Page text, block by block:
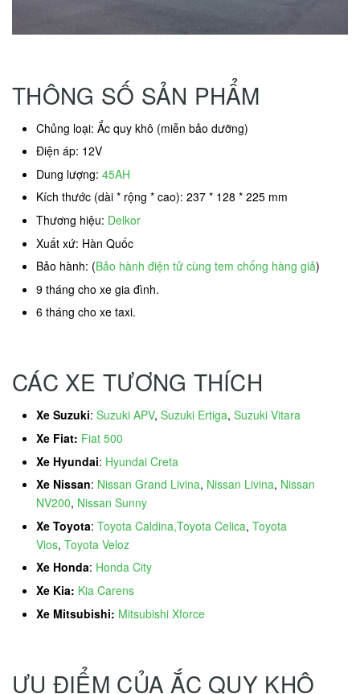
THÔNG SỐ SẢN PHẨM
Chủng loại: Ắc quy khô (miễn bảo dưỡng)
Điện áp: 12V
Dung lượng: 45AH
Kích thước (dài * rộng * cao): 237 * 128 * 225 mm
Thương hiệu: Delkor
Xuất xứ: Hàn Quốc
Bảo hành: (Bảo hành điện tử cùng tem chống hàng giả)
9 tháng cho xe gia đình.
6 tháng cho xe taxi.
CÁC XE TƯƠNG THÍCH
Xe Suzuki: Suzuki APV, Suzuki Ertiga, Suzuki Vitara
Xe Fiat: Fiat 500
Xe Hyundai: Hyundai Creta
Xe Nissan: Nissan Grand Livina, Nissan Livina, Nissan
NV200, Nissan Sunny
Xe Toyota: Toyota Caldina,Toyota Celica, Toyota
Vios, Toyota Veloz
Xe Honda: Honda City
Xe Kia: Kia Carens
Xe Mitsubishi: Mitsubishi Xforce
ƯU ĐIỂM CỦA ẮC QUY KHÔ